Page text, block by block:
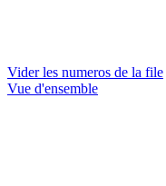
Vider les numeros de la file
Vue d'ensemble